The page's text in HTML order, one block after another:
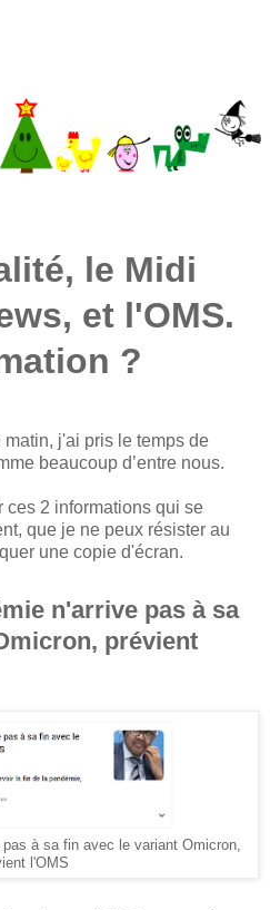
le Midi
et l'OMS.
?
j'ai pris le temps de
beaucoup d’entre nous.
ces 2 informations qui se
que je ne peux résister au
une copie d'écran.
n'arrive pas à sa
prévient
à sa fin avec le variant Omicron,
l'OMS